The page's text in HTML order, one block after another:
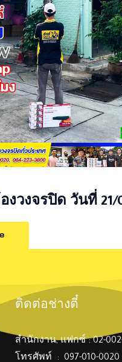
วงจรปิด วันที่ 21/
ติดต่อช่างตี๋
สำนักงาน, แฟกซ์ : 02-
โทรศัพท์ : 097-010-0020